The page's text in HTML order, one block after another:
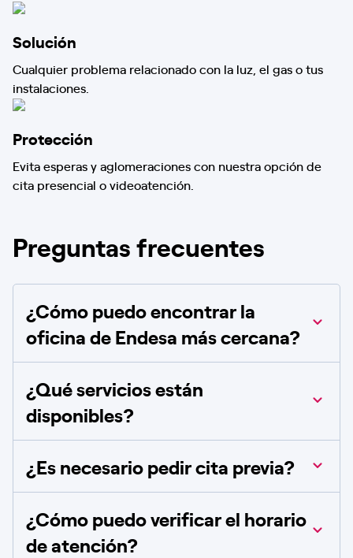
Solución
Cualquier problema relacionado con la luz, el gas o tus
instalaciones.
Protección
Evita esperas y aglomeraciones con nuestra opción de
cita presencial o videoatención.
Preguntas frecuentes
¿Cómo puedo encontrar la
oficina de Endesa más cercana?
¿Qué servicios están
disponibles?
¿Es necesario pedir cita previa?
¿Cómo puedo verificar el horario
de atención?